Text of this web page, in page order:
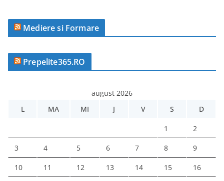
Mediere si Formare
Prepelite365.RO
august 2026
L
MA MI J V S D
1 2
3 4 5 6 7 8 9
10 11 12 13 14 15 16